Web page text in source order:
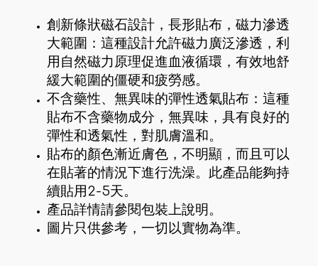
創新條狀磁石設計，長形貼布，磁力滲透
大範圍：這種設計允許磁力廣泛滲透，利
用自然磁力原理促進血液循環，有效地舒
緩大範圍的僵硬和疲勞感。
不含藥性、無異味的彈性透氣貼布：這種
貼布不含藥物成分，無異味，具有良好的
彈性和透氣性，對肌膚溫和。
貼布的顏色漸近膚色，不明顯，而且可以
在貼著的情況下進行洗澡。此產品能夠持
續貼用2-5天。
產品詳情請參閱包裝上說明。
圖片只供參考，一切以實物為準。